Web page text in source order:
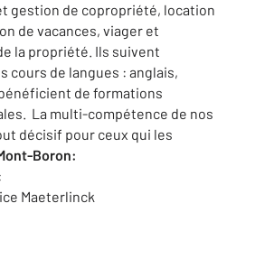
gestion de copropriété, location
de vacances, viager et
la propriété. Ils suivent
cours de langues : anglais,
de formations
La multi-compétence de nos
décisif pour ceux qui les
Boron:
Maeterlinck